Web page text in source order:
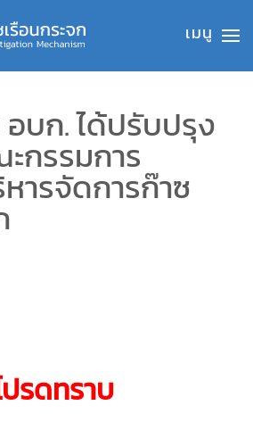
บก. ได้ปรับปรุง
กรรมการ
ารจัดการก๊าซ
รดทราบ